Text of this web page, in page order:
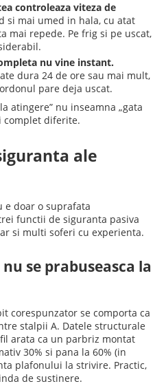
controleaza viteza de
si mai umed in hala, cu atat
mai repede. Pe frig si pe uscat,
nu vine instant.
dura 24 de ore sau mai mult,
pare deja uscat.
atingere” nu inseamna „gata
complet diferite.
ale
e doar o suprafata
functii de siguranta pasiva
si multi soferi cu experienta.
se prabuseasca la
corespunzator se comporta ca
stalpii A. Datele structurale
arata ca un parbriz montat
30% si pana la 60% (in
plafonului la strivire. Practic,
de sustinere.